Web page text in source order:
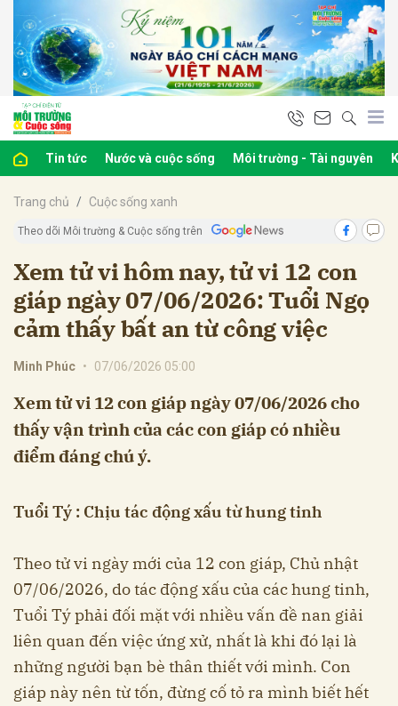
Tin tức Nước và cuộc sống Môi trường - Tài nguyên
Trang chủ Cuộc sống xanh
Theo dõi Môi trường & Cuộc sống trên
Xem tử vi hôm nay, tử vi 12 con
giáp ngày 07/06/2026: Tuổi Ngọ
cảm thấy bất an từ công việc
Minh Phúc • 07/06/2026 05:00
Xem tử vi 12 con giáp ngày 07/06/2026 cho
thấy vận trình của các con giáp có nhiều
điểm đáng chú ý.
Tuổi Tý : Chịu tác động xấu từ hung tinh
Theo tử vi ngày mới của 12 con giáp, Chủ nhật
07/06/2026, do tác động xấu của các hung tinh,
Tuổi Tý phải đối mặt với nhiều vấn đề nan giải
liên quan đến việc ứng xử, nhất là khi đó lại là
những người bạn bè thân thiết với mình. Con
giáp này nên từ tốn, đừng cố tỏ ra mình biết hết
luận
Hủy